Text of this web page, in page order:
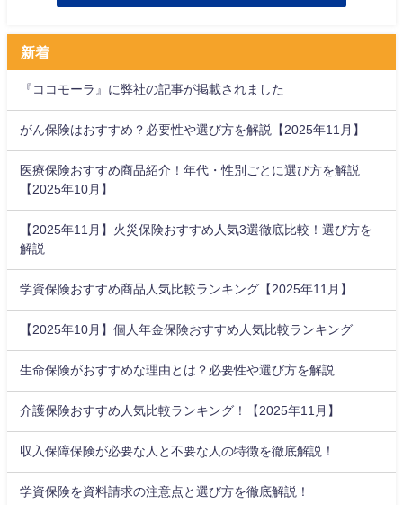
新着
『ココモーラ』に弊社の記事が掲載されました
がん保険はおすすめ？必要性や選び方を解説【2025年11月】
医療保険おすすめ商品紹介！年代・性別ごとに選び方を解説
【2025年10月】
【2025年11月】火災保険おすすめ人気3選徹底比較！選び方を
解説
学資保険おすすめ商品人気比較ランキング【2025年11月】
【2025年10月】個人年金保険おすすめ人気比較ランキング
生命保険がおすすめな理由とは？必要性や選び方を解説
介護保険おすすめ人気比較ランキング！【2025年11月】
収入保障保険が必要な人と不要な人の特徴を徹底解説！
学資保険を資料請求の注意点と選び方を徹底解説！